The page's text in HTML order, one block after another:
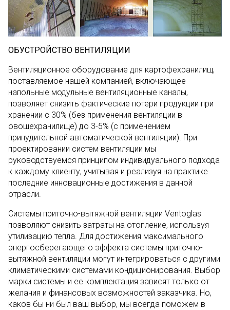
ОБУСТРОЙСТВО ВЕНТИЛЯЦИИ
Вентиляционное оборудование для картофехранилищ,
поставляемое нашей компанией, включающее
напольные модульные вентиляционные каналы,
позволяет снизить фактические потери продукции при
хранении с 30% (без применения вентиляции в
овощехранилище) до 3-5% (с применением
принудительной автоматической вентиляции). При
проектировании систем вентиляции мы
руководствуемся принципом индивидуального подхода
к каждому клиенту, учитывая и реализуя на практике
последние инновационные достижения в данной
отрасли.
Системы приточно-вытяжной вентиляции Ventoglas
позволяют снизить затраты на отопление, используя
утилизацию тепла. Для достижения максимального
энергосберегающего эффекта системы приточно-
вытяжной вентиляции могут интегрироваться с другими
климатическими системами кондиционирования. Выбор
марки системы и ее комплектация зависят только от
желания и финансовых возможностей заказчика. Но,
каков бы ни был ваш выбор, мы всегда поможем в